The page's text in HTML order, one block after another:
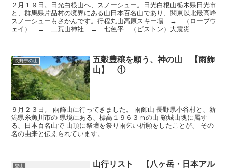
２月１９日。日光白根山へ、スノーシュー。日光白根山栃木県日光市
と、群馬県片品村の境界にある山日本百名山であり、関東以北最高峰
スノーシューもさかんです。行程丸山高原スキー場 → （ロープウ
ェイ） → 二荒山神社 → 七色平 （ピストン）大震災...
長野県の山
五穀豊穣を願う、神の山 【雨飾
山】 ①
９月２３日。 雨飾山に行ってきました。 雨飾山 長野県小谷村と、新
潟県糸魚川市の 県境にある、標高１９６３ｍの山 頸城山塊に属す
る、日本百名山で 山頂に祭壇を祭り雨乞い祈願をしたことが、 その
名の由来と伝えられています。 ...
登山
山行リスト 【八ヶ岳・日本アル